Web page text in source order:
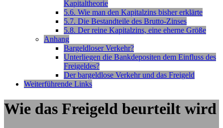
Kapitaltheorie
5.6. Wie man den Kapitalzins bisher erklärte
5.7. Die Bestandteile des Brutto-Zinses
5.8. Der reine Kapitalzins, eine eherne Größe
Anhang
Bargeldloser Verkehr?
Unterliegen die Bankdepositen dem Einfluss des
Freigeldes?
Der bargeldlose Verkehr und das Freigeld
Weiterführende Links
Wie das Freigeld beurteilt wird